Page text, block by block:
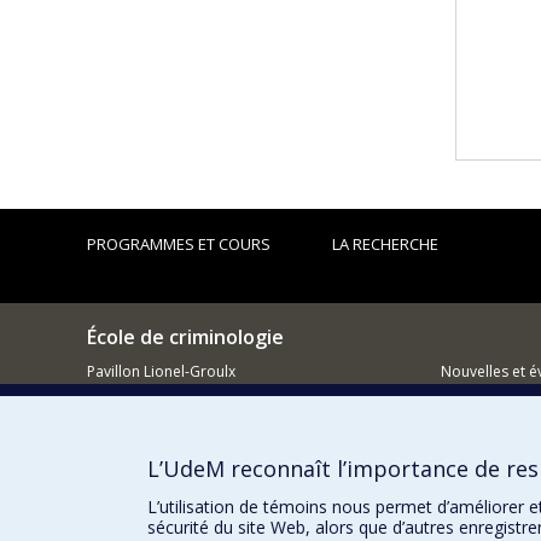
PROGRAMMES ET COURS LA RECHERCHE
École de criminologie
Pavillon Lionel-Groulx
3150, rue Jean-Brillant
514 343-6111, poste 40894
Nouvelles et
L’UdeM reconnaît l’importance de
L’utilisation de témoins nous permet
sécurité du site Web, alors que d’autres